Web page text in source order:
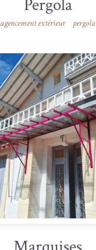
Pergola
agencement extérieur pergola